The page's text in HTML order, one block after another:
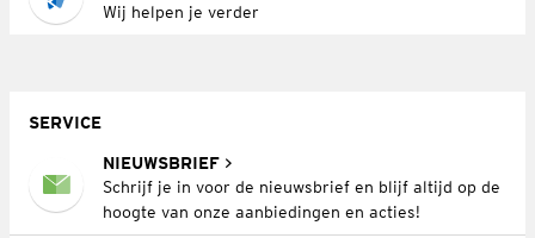
Wij helpen je verder
SERVICE
NIEUWSBRIEF
Schrijf je in voor de nieuwsbrief en blijf altijd op de
hoogte van onze aanbiedingen en acties!